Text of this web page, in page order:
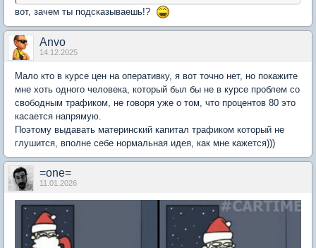
вот, зачем ты подсказываешь!?
Anvo
14.12.2025
Мало кто в курсе цен на оперативку, я вот точно нет, но покажите
мне хоть одного человека, который был бы не в курсе проблем со
свободным трафиком, не говоря уже о том, что процентов 80 это
касается напрямую.
Поэтому выдавать материнский капитал трафиком который не
глушится, вполне себе нормальная идея, как мне кажется)))
=one=
11.01.2026